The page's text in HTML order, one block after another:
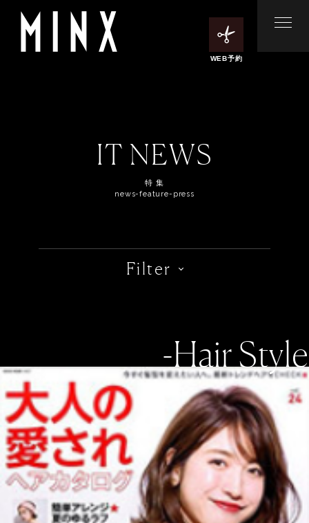
WEB予約
IT NEWS
特 集
news-feature-press
Filter
-Hair Style